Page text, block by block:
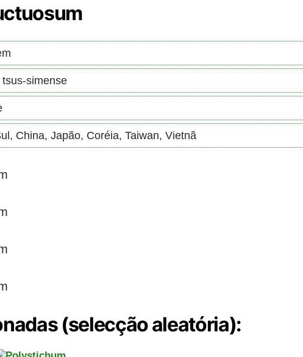
simense
China, Japão, Coréia, Taiwan, Vietnã
(selecção aleatória):